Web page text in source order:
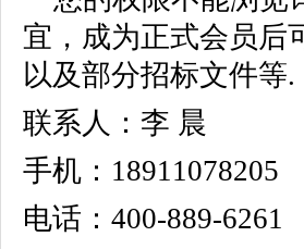
宜，成为正式会员后
以及部分招标文件等.
联系人：李 晨
手机：18911078205
电话：400-889-6261